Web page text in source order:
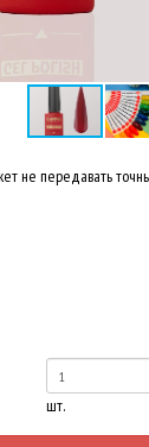
не передавать
шт.